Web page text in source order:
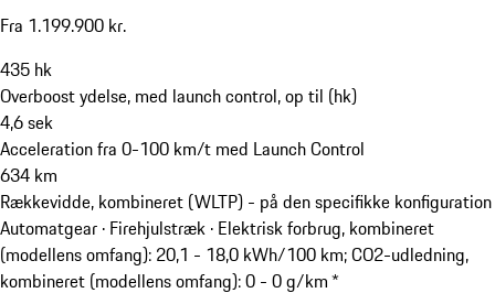
Fra 1.199.900 kr.
435 hk
Overboost ydelse, med launch control, op til (hk)
4,6sek
Acceleration fra 0-100 km/t med Launch Control
634 km
Rækkevidde, kombineret (WLTP) - på den specifikke konfiguration
Automatgear · Firehjulstræk · Elektrisk forbrug, kombineret
(modellens omfang): 20,1 - 18,0 kWh/100 km; CO2-udledning,
kombineret (modellens omfang): 0 - 0 g/km *